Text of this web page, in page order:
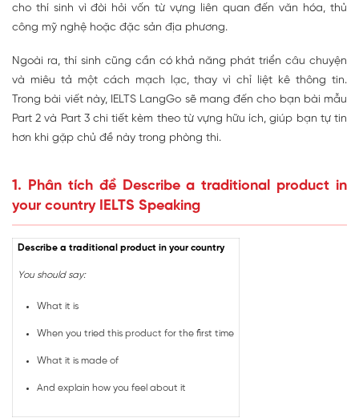
cho thí sinh vì đòi hỏi vốn từ vựng liên quan đến văn hóa, thủ
công mỹ nghệ hoặc đặc sản địa phương.
Ngoài ra, thí sinh cũng cần có khả năng phát triển câu chuyện
và miêu tả một cách mạch lạc, thay vì chỉ liệt kê thông tin.
Trong bài viết này, IELTS LangGo sẽ mang đến cho bạn bài mẫu
Part 2 và Part 3 chi tiết kèm theo từ vựng hữu ích, giúp bạn tự tin
hơn khi gặp chủ đề này trong phòng thi.
1. Phân tích đề Describe a traditional product in
your country IELTS Speaking
Describe a traditional product in your country
You should say:
What it is
When you tried this product for the first time
What it is made of
And explain how you feel about it